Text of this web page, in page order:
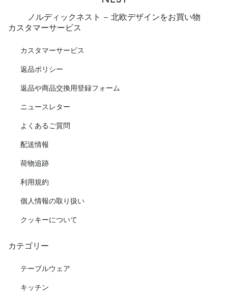
ノルディックネスト - 北欧デザインをお買い物
カスタマーサービス
カスタマーサービス
返品ポリシー
返品や商品交換用登録フォーム
ニュースレター
よくあるご質問
配送情報
荷物追跡
利用規約
個人情報の取り扱い
クッキーについて
カテゴリー
テーブルウェア
キッチン